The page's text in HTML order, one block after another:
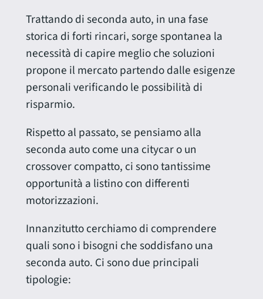
Trattando di seconda auto, in una fase
storica di forti rincari, sorge spontanea la
necessità di capire meglio che soluzioni
propone il mercato partendo dalle esigenze
personali verificando le possibilità di
risparmio.
Rispetto al passato, se pensiamo alla
seconda auto come una citycar o un
crossover compatto, ci sono tantissime
opportunità a listino con differenti
motorizzazioni.
Innanzitutto cerchiamo di comprendere
quali sono i bisogni che soddisfano una
seconda auto. Ci sono due principali
tipologie: